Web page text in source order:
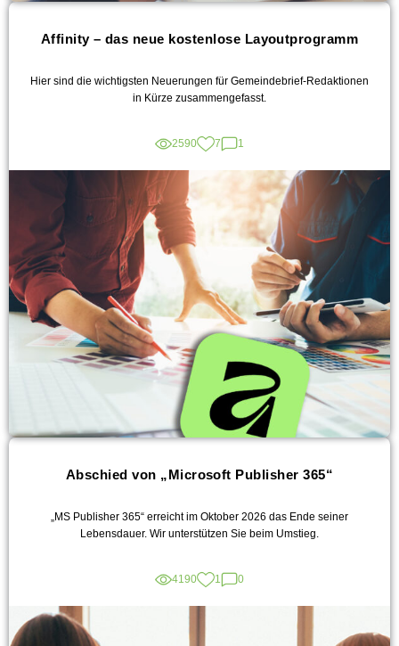
Affinity – das neue kostenlose Layoutprogramm
Hier sind die wichtigsten Neuerungen für Gemeindebrief-Redaktionen
in Kürze zusammengefasst.
2590 7 1
Abschied von „Microsoft Publisher 365“
„MS Publisher 365“ erreicht im Oktober 2026 das Ende seiner
Lebensdauer. Wir unterstützen Sie beim Umstieg.
4190 1 0